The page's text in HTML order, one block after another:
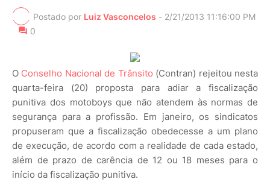
Postado por Luiz Vasconcelos - 2/21/2013 11:16:00 PM
0
O Conselho Nacional de Trânsito (Contran) rejeitou nesta
quarta-feira (20) proposta para adiar a fiscalização
punitiva dos motoboys que não atendem às normas de
segurança para a profissão. Em janeiro, os sindicatos
propuseram que a fiscalização obedecesse a um plano
de execução, de acordo com a realidade de cada estado,
além de prazo de carência de 12 ou 18 meses para o
início da fiscalização punitiva.